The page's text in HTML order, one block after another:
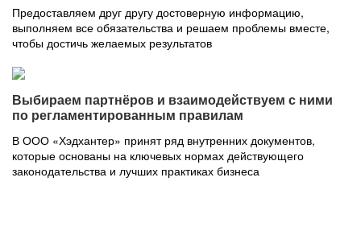
Предоставляем друг другу достоверную информацию,
выполняем все обязательства и решаем проблемы вместе,
чтобы достичь желаемых результатов
Выбираем партнёров и взаимодействуем с ними
по регламентированным правилам
В ООО «Хэдхантер» принят ряд внутренних документов,
которые основаны на ключевых нормах действующего
законодательства и лучших практиках бизнеса